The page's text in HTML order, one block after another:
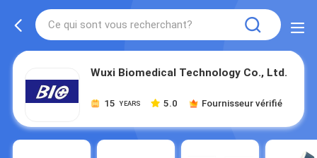
Wuxi Biomedical Technology Co., Ltd.
15 YEARS 5.0 Fournisseur vérifié